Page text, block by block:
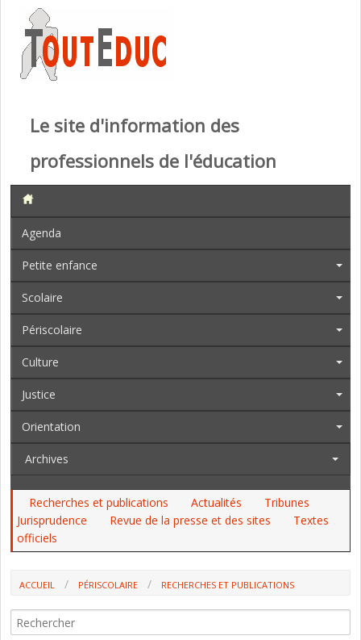
Le site d'information des
professionnels de l'éducation
Agenda
Petite enfance
Scolaire
Périscolaire
Culture
Justice
Orientation
Archives
Recherches et publications Actualités
Tribunes
Jurisprudence
Revue de la presse et des sites
Textes
officiels
ACCUEIL PÉRISCOLAIRE RECHERCHES ET PUBLICATIONS